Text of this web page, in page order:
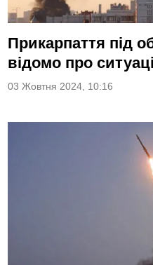
Прикарпаття під
відомо про
03 Жовтня 2024, 10:16